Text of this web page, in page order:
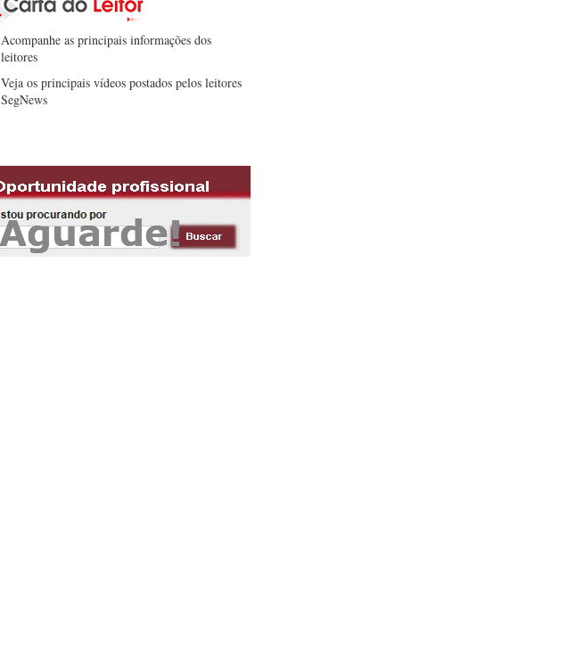
Acompanhe as principais informações dos
leitores
Veja os principais vídeos postados pelos leitores
SegNews